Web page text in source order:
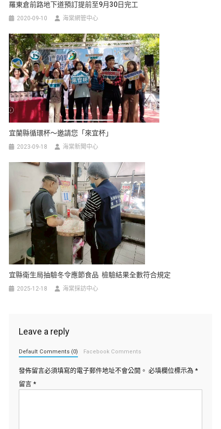
羅東倉前路地下道預訂提前至9月30日完工
2020-09-10 海棠網管中心
宜蘭縣循環杯～邀請您「來宜杯」
2023-09-18 海棠新聞中心
宜縣衛生局抽驗冬令應節食品 檢驗結果全數符合規定
2025-12-18 海棠採訪中心
Leave a reply
Default Comments (0) Facebook Comments
發佈留言必須填寫的電子郵件地址不會公開。 必填欄位標示為 *
留言 *